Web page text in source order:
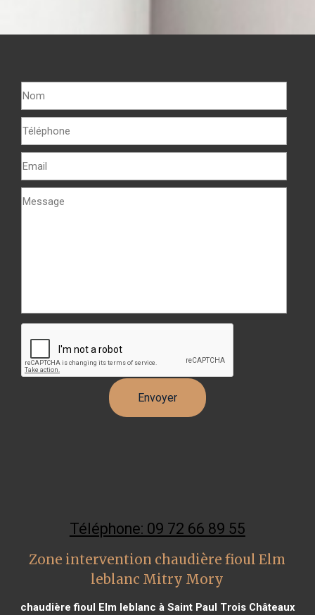
Téléphone: 09 72 66 89 55
Zone intervention chaudière fioul Elm
leblanc Mitry Mory
chaudière fioul Elm leblanc à Saint Paul Trois Châteaux